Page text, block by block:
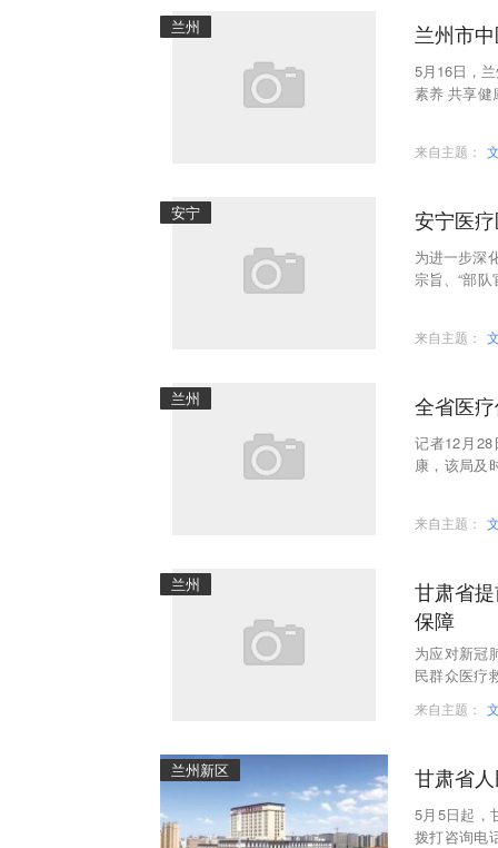
兰州 兰州市
5月16日，
素养 共享健
来自主题：
安宁 安宁医
为进一步深
宗旨、“部
来自主题：
兰州 全省医
记者12月
康，该局及
来自主题：
兰州
甘肃省
保障
为应对新冠
民群众医疗
来自主题：
兰州新区 甘肃省
5月5日起，
拨打咨询电